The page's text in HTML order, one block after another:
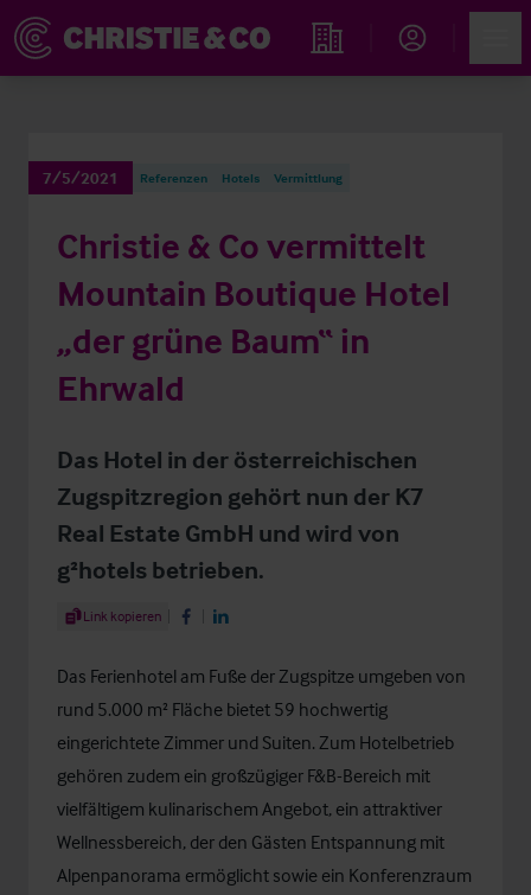
Immobiliensuche
7/5/2021 Referenzen Hotels Vermittlung
Christie & Co vermittelt
Mountain Boutique Hotel
„der grüne Baum“ in
Ehrwald
Das Hotel in der österreichischen
Zugspitzregion gehört nun der K7
Real Estate GmbH und wird von
g²hotels betrieben.
Share Article
Link kopieren Share on Facebook
Share on LinkedIn
Das Ferienhotel am Fuße der Zugspitze umgeben von
rund 5.000 m² Fläche bietet 59 hochwertig
eingerichtete Zimmer und Suiten. Zum Hotelbetrieb
gehören zudem ein großzügiger F&B-Bereich mit
vielfältigem kulinarischem Angebot, ein attraktiver
Wellnessbereich, der den Gästen Entspannung mit
Alpenpanorama ermöglicht sowie ein Konferenzraum